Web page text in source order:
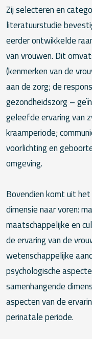
Zij selecteren en
literatuurstudie
eerder ontwikkelde
van vrouwen. Dit
(kenmerken van de
aan de zorg; de
gezondheidszorg –
geleefde ervaring van
kraamperiode;
voorlichting en
omgeving.
Bovendien komt uit
dimensie naar voren:
maatschappelijke en
de ervaring van de
wetenschappelijke
psychologische
samenhangende
aspecten van de
perinatale periode.